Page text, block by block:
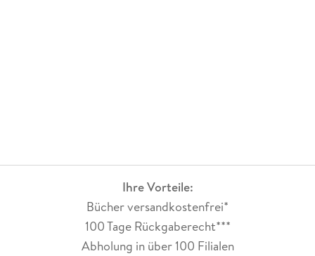
Ihre Vorteile:
Bücher versandkostenfrei*
100 Tage Rückgaberecht***
Abholung in über 100 Filialen